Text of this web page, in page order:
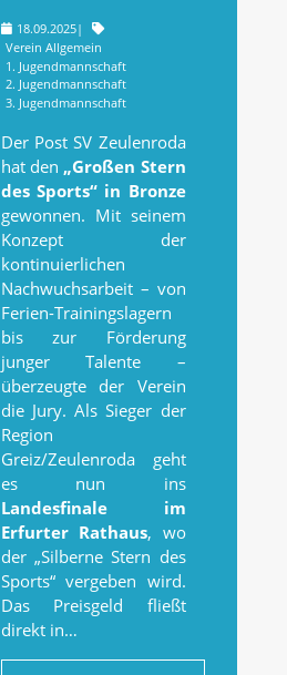
18.09.2025|
Verein Allgemein
1. Jugendmannschaft
2. Jugendmannschaft
3. Jugendmannschaft
Der Post SV Zeulenroda
hat den „Großen Stern
des Sports“ in Bronze
gewonnen. Mit seinem
Konzept der
kontinuierlichen
Nachwuchsarbeit – von
Ferien-Trainingslagern
bis zur Förderung
junger Talente –
überzeugte der Verein
die Jury. Als Sieger der
Region
Greiz/Zeulenroda geht
es nun ins
Landesfinale im
Erfurter Rathaus, wo
der „Silberne Stern des
Sports“ vergeben wird.
Das Preisgeld fließt
direkt in…